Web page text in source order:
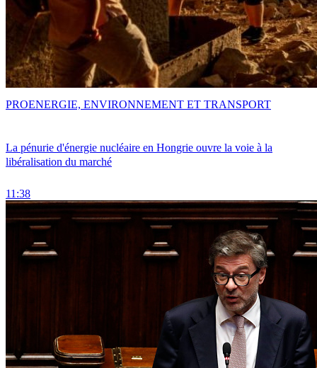
La pénurie d'énergie nucléaire en Hongrie ouvre la voie à la
libéralisation du marché
11:38
PROENERGIE, ENVIRONNEMENT ET TRANSPORT